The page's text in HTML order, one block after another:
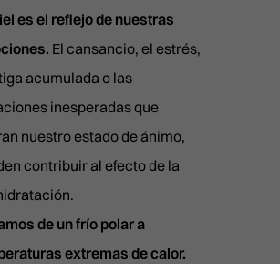
es el reflejo de nuestras
El cansancio, el estrés,
acumulada o las
inesperadas que
nuestro estado de ánimo,
contribuir al efecto de la
de un frío polar a
extremas de calor.